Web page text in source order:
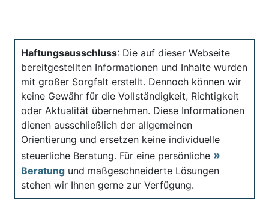
Haftungsausschluss: Die auf dieser Webseite
bereitgestellten Informationen und Inhalte wurden
mit großer Sorgfalt erstellt. Dennoch können wir
keine Gewähr für die Vollständigkeit, Richtigkeit
oder Aktualität übernehmen. Diese Informationen
dienen ausschließlich der allgemeinen
Orientierung und ersetzen keine individuelle
steuerliche Beratung. Für eine persönliche
Beratung und maßgeschneiderte Lösungen
stehen wir Ihnen gerne zur Verfügung.